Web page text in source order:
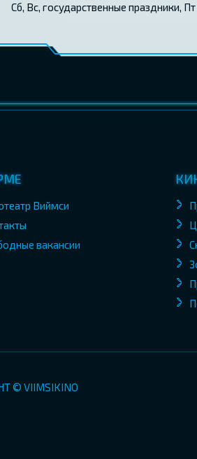
Сб, Вс, государственные праздники,
Виймси
вакансии
© VIIMSIKINO